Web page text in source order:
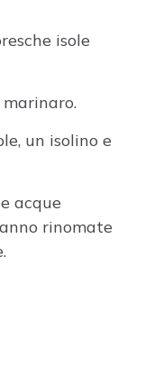
isole
un isolino e
acque
rinomate